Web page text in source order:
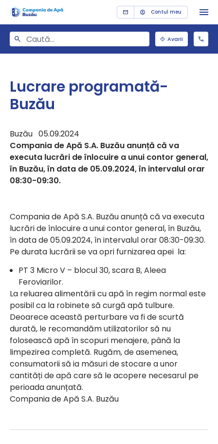
Contul meu
Avarii
Lucrare programată-
Buzău
Buzău 05.09.2024
Compania de Apă S.A. Buzău anunță că va
executa lucrări de înlocuire a unui contor general,
în Buzău, în data de 05.09.2024, în intervalul orar
08:30-09:30.
Compania de Apă S.A. Buzău anunță că va executa
lucrări de înlocuire a unui contor general, în Buzău,
în data de 05.09.2024, în intervalul orar 08:30-09:30.
Pe durata lucrării se va opri furnizarea apei la:
PT 3 Micro V – blocul 30, scara B, Aleea
Feroviarilor.
La reluarea alimentării cu apă în regim normal este
posibil ca la robinete să curgă apă tulbure.
Deoarece această perturbare va fi de scurtă
durată, le recomandăm utilizatorilor să nu
folosească apă în scopuri menajere, până la
limpezirea completă. Rugăm, de asemenea,
consumatorii să ia măsuri de stocare a unor
cantități de apă care să le acopere necesarul pe
perioada anunțată.
Compania de Apă S.A. Buzău